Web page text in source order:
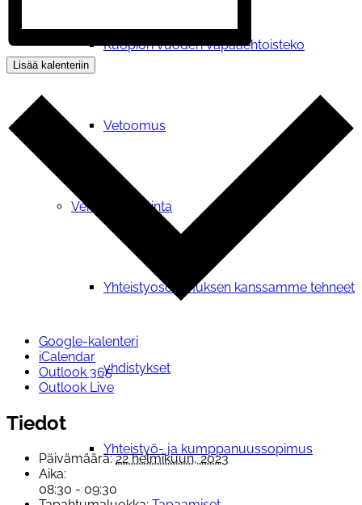
Kuopion vuoden vapaaehtoisteko
Vetoomus
Verkostotoiminta
Yhteistyosopimuksen kanssamme tehneet
yhdistykset
Yhteistyö- ja kumppanuussopimus
Lisää kalenteriin
Google-kalenteri
iCalendar
Outlook 365
Outlook Live
Tiedot
Päivämäärä: 22 helmikuun, 2023
Aika:
08:30 - 09:30